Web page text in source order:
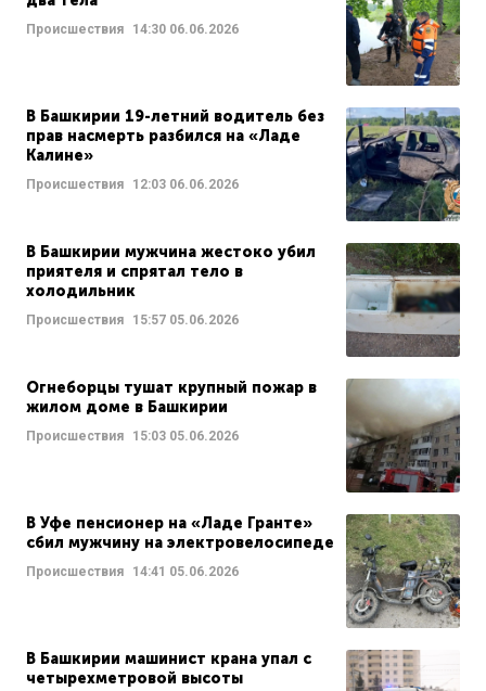
Происшествия 14:30 06.06.2026
В Башкирии 19-летний водитель без
прав насмерть разбился на «Ладе
Калине»
Происшествия 12:03 06.06.2026
В Башкирии мужчина жестоко убил
приятеля и спрятал тело в
холодильник
Происшествия 15:57 05.06.2026
Огнеборцы тушат крупный пожар в
жилом доме в Башкирии
Происшествия 15:03 05.06.2026
В Уфе пенсионер на «Ладе Гранте»
сбил мужчину на электровелосипеде
Происшествия 14:41 05.06.2026
В Башкирии машинист крана упал с
четырехметровой высоты